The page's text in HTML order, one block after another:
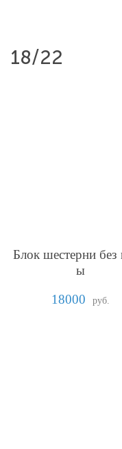
18/22
Блок шестерни без
ы
18000
руб.